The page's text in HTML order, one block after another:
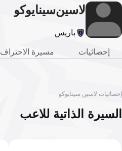
لاسينسينايوكو
باريس
إحصائيات مسيرة الاحتراف
إحصائيات لاسين سينايوكو
السيرة الذاتية للاعب